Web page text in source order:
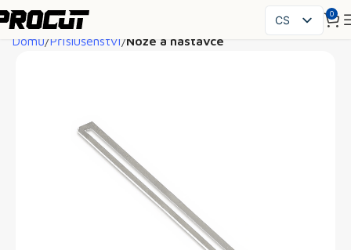
CS
0
Domů Příslušenství Nože a nástavce